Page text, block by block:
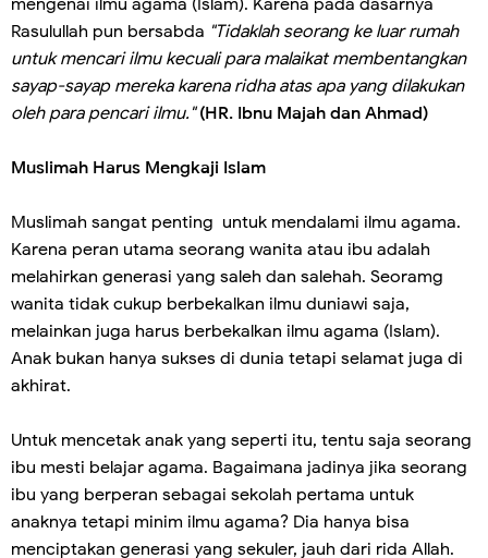
Rasulullah pun bersabda "Tidaklah seorang ke luar rumah
untuk mencari ilmu kecuali para malaikat membentangkan
sayap-sayap mereka karena ridha atas apa yang dilakukan
oleh para pencari ilmu." (HR. Ibnu Majah dan Ahmad)
Muslimah Harus Mengkaji Islam
Muslimah sangat penting untuk mendalami ilmu agama.
Karena peran utama seorang wanita atau ibu adalah
melahirkan generasi yang saleh dan salehah. Seoramg
wanita tidak cukup berbekalkan ilmu duniawi saja,
melainkan juga harus berbekalkan ilmu agama (Islam).
Anak bukan hanya sukses di dunia tetapi selamat juga di
akhirat.
Untuk mencetak anak yang seperti itu, tentu saja seorang
ibu mesti belajar agama. Bagaimana jadinya jika seorang
ibu yang berperan sebagai sekolah pertama untuk
anaknya tetapi minim ilmu agama? Dia hanya bisa
menciptakan generasi yang sekuler, jauh dari rida Allah.